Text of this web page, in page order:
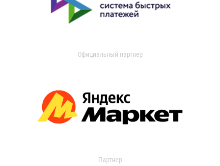
Официальный партнер
Партнер